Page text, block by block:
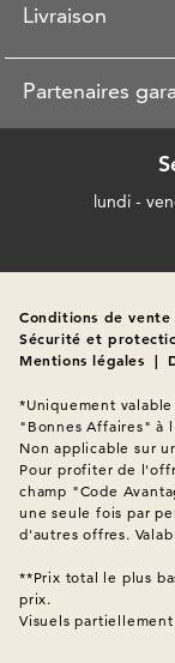
Livraison
Partenaires
lundi -
Conditions de vente
Sécurité et
Mentions légales |
*Uniquement
"Bonnes Affaires" à
Non applicable sur
Pour profiter de
champ "Code
une seule fois par
d'autres offres.
**Prix total le plus
Visuels